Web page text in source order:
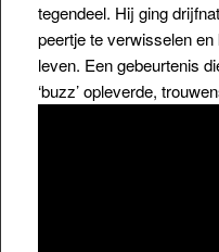
tegendeel. Hij ging
peertje te verwisselen
leven. Een gebeurtenis
‘buzz’ opleverde,